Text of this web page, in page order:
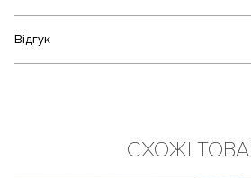
Відгук
СХОЖІ